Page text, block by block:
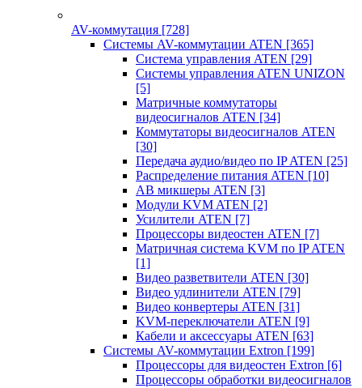
AV-коммутация [728]
Системы AV-коммутации ATEN [365]
Система управления ATEN [29]
Системы управления ATEN UNIZON
[5]
Матричные коммутаторы
видеосигналов ATEN [34]
Коммутаторы видеосигналов ATEN
[30]
Передача аудио/видео по IP ATEN [25]
Распределение питания ATEN [10]
АВ микшеры ATEN [3]
Модули KVM ATEN [2]
Усилители ATEN [7]
Процессоры видеостен ATEN [7]
Матричная система KVM по IP ATEN
[1]
Видео разветвители ATEN [30]
Видео удлинители ATEN [79]
Видео конвертеры ATEN [31]
KVM-переключатели ATEN [9]
Кабели и аксессуары ATEN [63]
Системы AV-коммутации Extron [199]
Процессоры для видеостен Extron [6]
Процессоры обработки видеосигналов